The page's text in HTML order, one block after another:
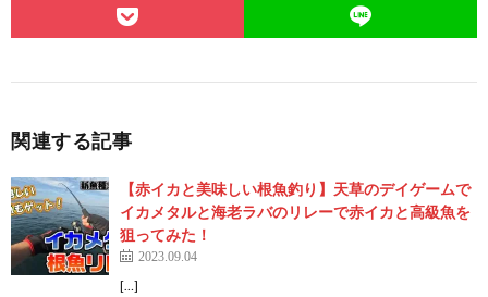
関連する記事
【赤イカと美味しい根魚釣り】天草のデイゲームで
イカメタルと海老ラバのリレーで赤イカと高級魚を
狙ってみた！
2023.09.04
[…]